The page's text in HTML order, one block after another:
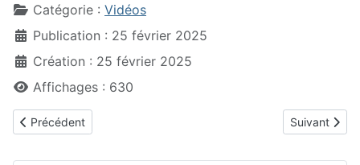
Catégorie : Vidéos
Publication : 25 février 2025
Création : 25 février 2025
Affichages : 630
Article précédent : Grève féministe du 8 mars à Pau
Précédent Article
Suivant